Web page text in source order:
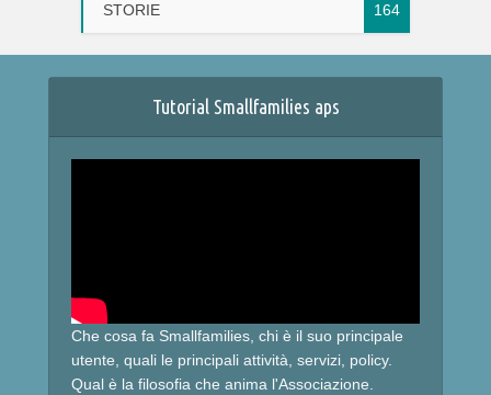
STORIE 164
Tutorial Smallfamilies aps
Che cosa fa Smallfamilies, chi è il suo principale
utente, quali le principali attività, servizi, policy.
Qual è la filosofia che anima l'Associazione.